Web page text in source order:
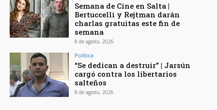
Semana de Cine en Salta |
Bertuccelli y Rejtman darán
charlas gratuitas este fin de
semana
8 de agosto, 2026
Política
“Se dedican a destruir” | Jarsún
cargó contra los libertarios
salteños
8 de agosto, 2026